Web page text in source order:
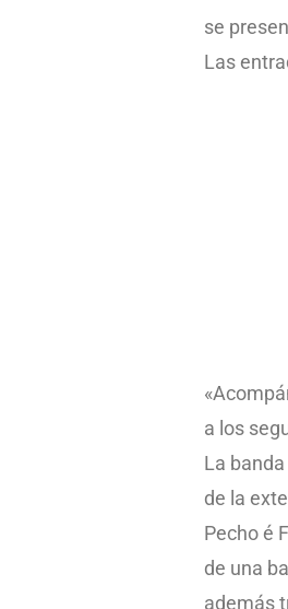
se
Las
a los
La
de la
Pecho é
de una
además